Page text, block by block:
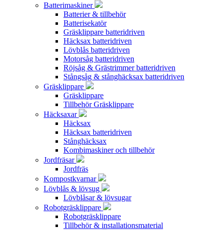
Batterimaskiner
Batterier & tillbehör
Batterisekatör
Gräsklippare batteridriven
Häcksax batteridriven
Lövblås batteridriven
Motorsåg batteridriven
Röjsåg & Grästrimmer batteridriven
Stångsåg & stånghäcksax batteridriven
Gräsklippare
Gräsklippare
Tillbehör Gräsklippare
Häcksaxar
Häcksax
Häcksax batteridriven
Stånghäcksax
Kombimaskiner och tillbehör
Jordfräsar
Jordfräs
Kompostkvarnar
Lövblås & lövsug
Lövblåsar & lövsugar
Robotgräsklippare
Robotgräsklippare
Tillbehör & installationsmaterial